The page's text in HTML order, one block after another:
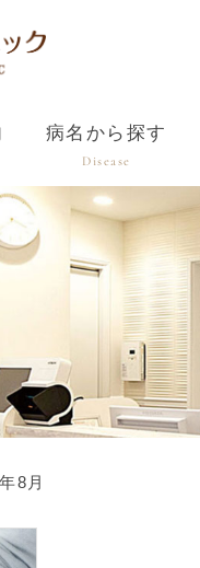
病名から探す
Disease
8月